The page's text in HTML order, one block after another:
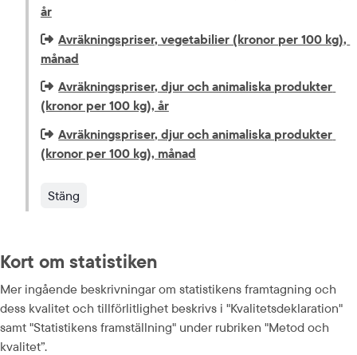
år
Extern länk som öppnas i nytt fönster eller ny flik.
Avräkningspriser, vegetabilier (kronor per 100 kg),
månad
Extern länk som öppnas i nytt fönster eller ny flik.
Avräkningspriser, djur och animaliska produkter
(kronor per 100 kg), år
Extern länk som öppnas i nytt fönster eller ny flik.
Avräkningspriser, djur och animaliska produkter
(kronor per 100 kg), månad
Stäng
Kort om statistiken
Mer ingående beskrivningar om statistikens framtagning och
dess kvalitet och tillförlitlighet beskrivs i "Kvalitetsdeklaration"
samt "Statistikens framställning" under rubriken "Metod och
kvalitet”.